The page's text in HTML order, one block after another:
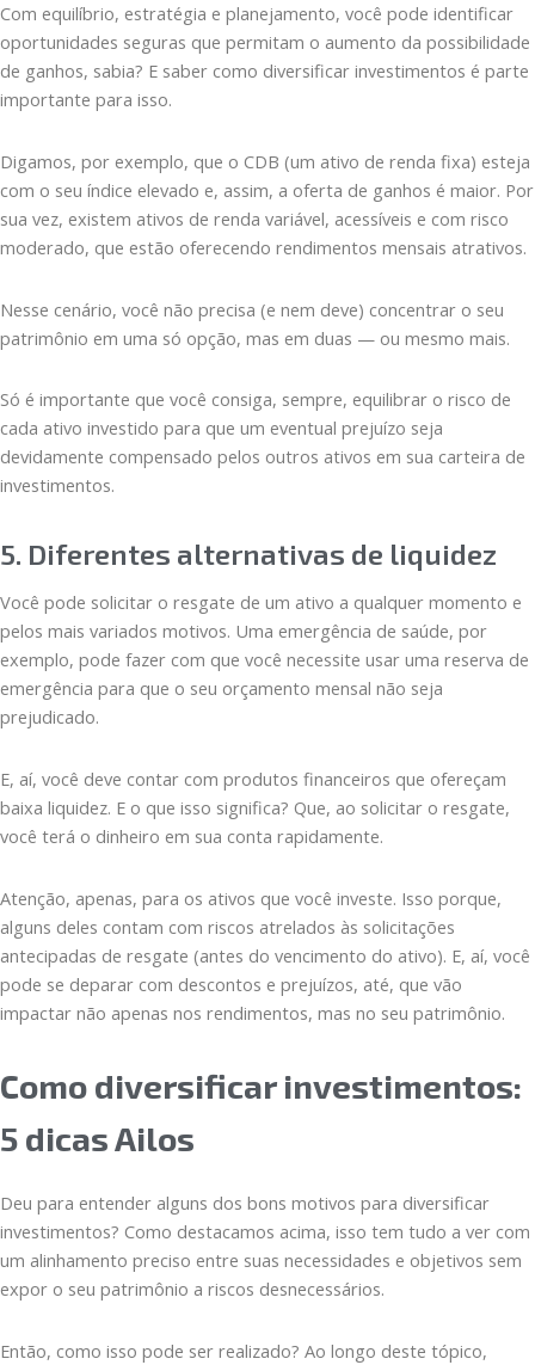
Com equilíbrio, estratégia e planejamento, você pode identificar
oportunidades seguras que permitam o aumento da possibilidade
de ganhos, sabia? E saber como diversificar investimentos é parte
importante para isso.
Digamos, por exemplo, que o CDB (um ativo de renda fixa) esteja
com o seu índice elevado e, assim, a oferta de ganhos é maior. Por
sua vez, existem ativos de renda variável, acessíveis e com risco
moderado, que estão oferecendo rendimentos mensais atrativos.
Nesse cenário, você não precisa (e nem deve) concentrar o seu
patrimônio em uma só opção, mas em duas — ou mesmo mais.
Só é importante que você consiga, sempre, equilibrar o risco de
cada ativo investido para que um eventual prejuízo seja
devidamente compensado pelos outros ativos em sua carteira de
investimentos.
5. Diferentes alternativas de liquidez
Você pode solicitar o resgate de um ativo a qualquer momento e
pelos mais variados motivos. Uma emergência de saúde, por
exemplo, pode fazer com que você necessite usar uma reserva de
emergência para que o seu orçamento mensal não seja
prejudicado.
E, aí, você deve contar com produtos financeiros que ofereçam
baixa liquidez. E o que isso significa? Que, ao solicitar o resgate,
você terá o dinheiro em sua conta rapidamente.
Atenção, apenas, para os ativos que você investe. Isso porque,
alguns deles contam com riscos atrelados às solicitações
antecipadas de resgate (antes do vencimento do ativo). E, aí, você
pode se deparar com descontos e prejuízos, até, que vão
impactar não apenas nos rendimentos, mas no seu patrimônio.
Como diversificar investimentos:
5 dicas Ailos
Deu para entender alguns dos bons motivos para diversificar
investimentos? Como destacamos acima, isso tem tudo a ver com
um alinhamento preciso entre suas necessidades e objetivos sem
expor o seu patrimônio a riscos desnecessários.
Então, como isso pode ser realizado? Ao longo deste tópico,